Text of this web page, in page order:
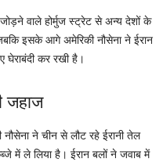
वाले होर्मुज स्ट्रेट से अन्य देशों के
इसके आगे अमेरिकी नौसेना ने ईरान
घेराबंदी कर रखी है।
जहाज
ने चीन से लौट रहे ईरानी तेल
में ले लिया है। ईरान बलों ने जवाब में